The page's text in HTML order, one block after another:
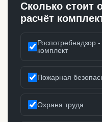
Сколько стоит
расчёт
Роспотребнадзор
комплект
Пожарная
Охрана труда